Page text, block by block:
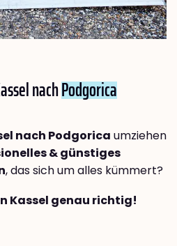
nachPodgorica
nach Podgorica umziehen
& günstiges
, das sich um alles kümmert?
Kassel genau richtig!